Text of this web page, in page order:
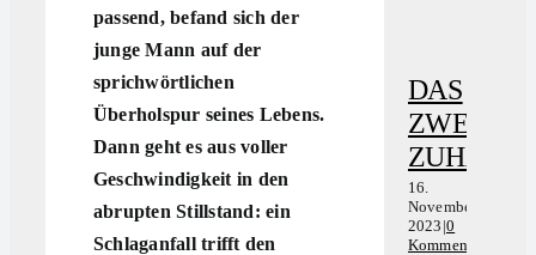
passend, befand sich der
junge Mann auf der
sprichwörtlichen
Überholspur seines Lebens.
Dann geht es aus voller
Geschwindigkeit in den
abrupten Stillstand: ein
Schlaganfall trifft den
DAS
ZWEITE
16.
November
2023 |0
Kommentare